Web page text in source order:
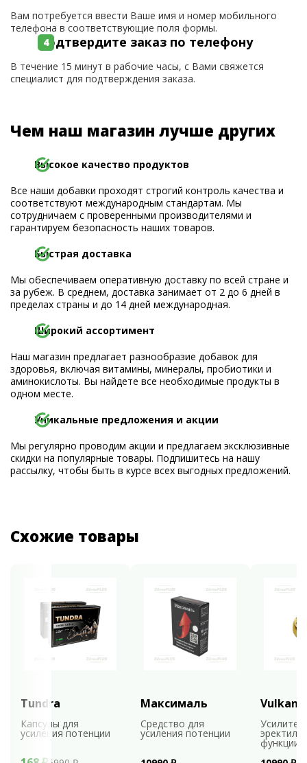
Вам потребуется ввести Ваше имя и номер мобильного
телефона в соответствующие поля формы.
Подтвердите заказ по телефону
В течение 15 минут в рабочие часы, с Вами свяжется
специалист для подтверждения заказа.
Чем наш магазин лучше других
Высокое качество продуктов
Все наши добавки проходят строгий контроль качества и
соответствуют международным стандартам. Мы
сотрудничаем с проверенными производителями и
гарантируем безопасность наших товаров.
Быстрая доставка
Мы обеспечиваем оперативную доставку по всей стране и
за рубеж. В среднем, доставка занимает от 2 до 6 дней в
пределах страны и до 14 дней международная.
Широкий ассортимент
Наш магазин предлагает разнообразие добавок для
здоровья, включая витамины, минералы, пробиотики и
аминокислоты. Вы найдете все необходимые продукты в
одном месте.
Уникальные предложения и акции
Мы регулярно проводим акции и предлагаем эксклюзивные
скидки на популярные товары. Подпишитесь на нашу
рассылку, чтобы быть в курсе всех выгодных предложений.
Схожие товары
Tundra
Капсулы для
усиления потенции
Максималь
Средство для
усиления потенции
Vulkan
функции